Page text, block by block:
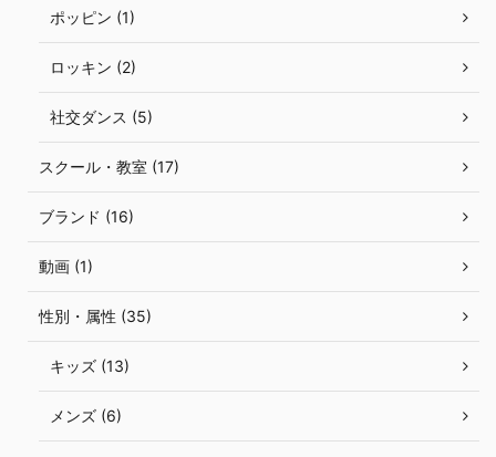
ポッピン (1)
ロッキン (2)
社交ダンス (5)
スクール・教室 (17)
ブランド (16)
動画 (1)
性別・属性 (35)
キッズ (13)
メンズ (6)